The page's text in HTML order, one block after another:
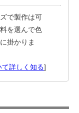
で製作は可
を選んで色
掛かりま
詳しく知る]